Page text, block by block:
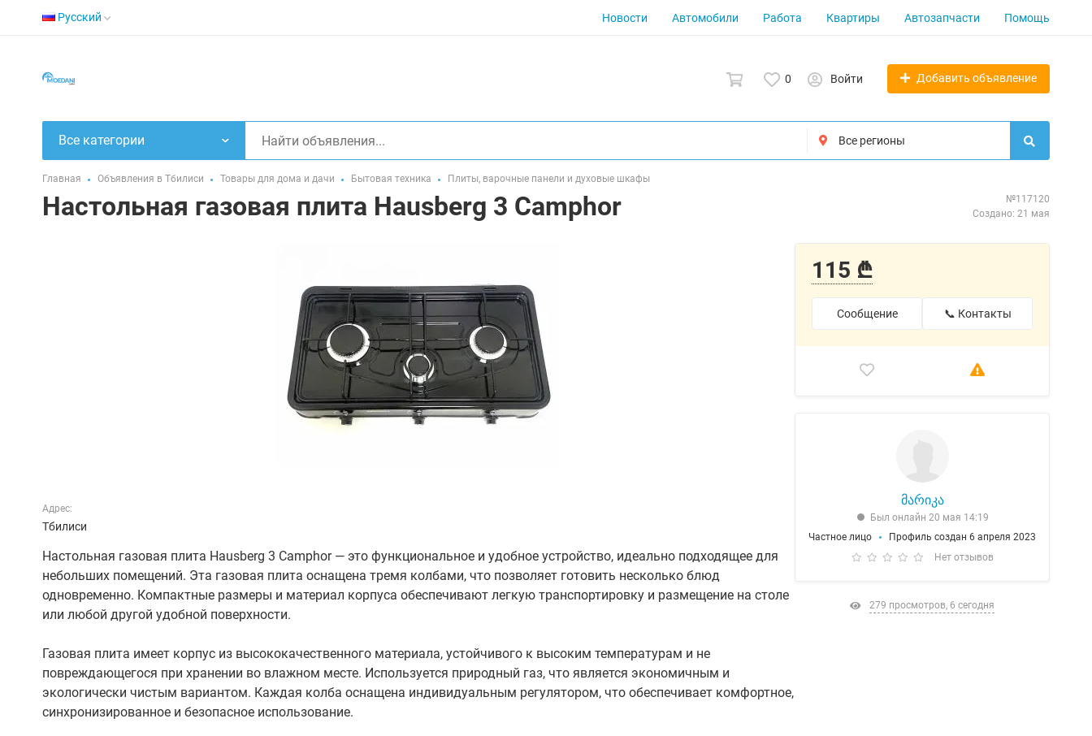
Русский Новости Автомобили Работа Квартиры Автозапчасти Помощь
0 Войти Добавить объявление
Все категории
Главная Объявления в Тбилиси Товары для дома и дачи Бытовая техника Плиты, варочные панели и духовые шкафы
Настольная газовая плита Hausberg 3 Camphor
№117120
Создано: 21 мая
Адрес:
Тбилиси
Настольная газовая плита Hausberg 3 Camphor — это функциональное и удобное устройство, идеально подходящее для
небольших помещений. Эта газовая плита оснащена тремя колбами, что позволяет готовить несколько блюд
одновременно. Компактные размеры и материал корпуса обеспечивают легкую транспортировку и размещение на столе
или любой другой удобной поверхности.
Газовая плита имеет корпус из высококачественного материала, устойчивого к высоким температурам и не
повреждающегося при хранении во влажном месте. Используется природный газ, что является экономичным и
экологически чистым вариантом. Каждая колба оснащена индивидуальным регулятором, что обеспечивает комфортное,
синхронизированное и безопасное использование.
115 ₾
Сообщение 📞 Контакты
მარიკა
Был онлайн 20 мая 14:19
Частное лицо
Профиль создан 6 апреля 2023
Нет отзывов
279 просмотров, 6 сегодня